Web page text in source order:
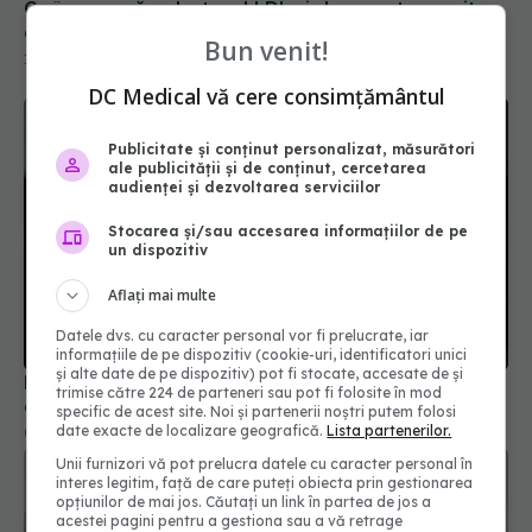
Ce înseamnă colesterol LDL și de ce este numit
colesterolul rău
18 iul 2026, 13:00
PNRR: 174 de milioane de lei pentru sănătate într-
o singură săptămână. Ce spitale primesc bani
07 aug 2026, 16:41
Bun venit!
DC Medical vă cere consimțământul
Publicitate și conținut personalizat, măsurători
ale publicității și de conținut, cercetarea
audienței și dezvoltarea serviciilor
Stocarea și/sau accesarea informațiilor de pe
un dispozitiv
Aflați mai multe
Datele dvs. cu caracter personal vor fi prelucrate, iar
informațiile de pe dispozitiv (cookie-uri, identificatori unici
și alte date de pe dispozitiv) pot fi stocate, accesate de și
trimise către 224 de parteneri sau pot fi folosite în mod
specific de acest site. Noi și partenerii noștri putem folosi
date exacte de localizare geografică.Lista partenerilor.
Unii furnizori vă pot prelucra datele cu caracter personal în
interes legitim, față de care puteți obiecta prin gestionarea
opțiunilor de mai jos. Căutați un link în partea de jos a
acestei pagini pentru a gestiona sau a vă retrage